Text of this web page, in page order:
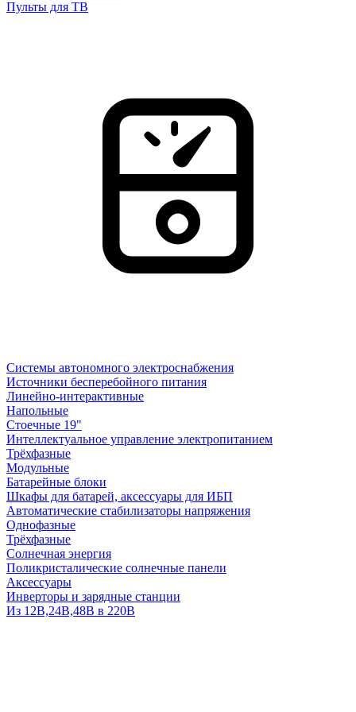
Пульты для ТВ
Системы автономного электроснабжения
Источники бесперебойного питания
Линейно-интерактивные
Напольные
Стоечные 19"
Интеллектуальное управление электропитанием
Трёхфазные
Модульные
Батарейные блоки
Шкафы для батарей, аксессуары для ИБП
Автоматические стабилизаторы напряжения
Однофазные
Трёхфазные
Солнечная энергия
Поликристалические солнечные панели
Аксессуары
Инверторы и зарядные станции
Из 12В,24В,48В в 220В